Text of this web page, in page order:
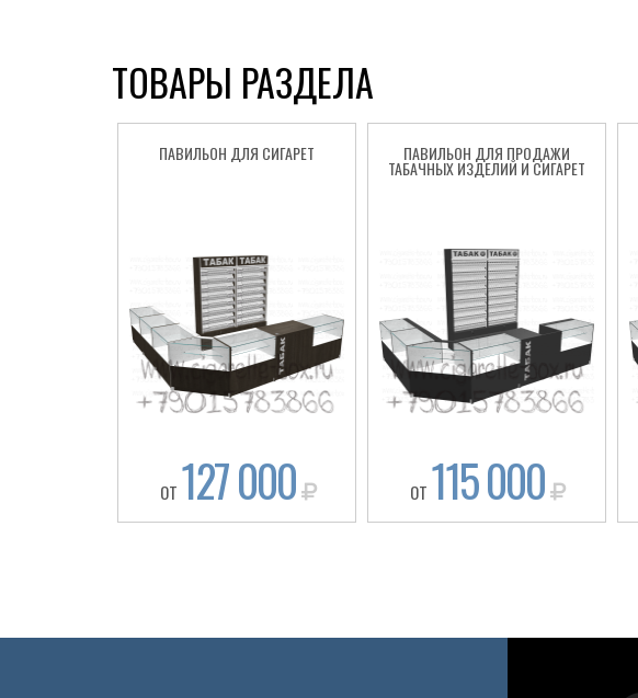
ТОВАРЫ РАЗДЕЛА
ПАВИЛЬОН ДЛЯ СИГАРЕТ
ОТ 127 000
ПАВИЛЬОН ДЛЯ ПРОДАЖИ
ТАБАЧНЫХ ИЗДЕЛИЙ И СИГАРЕТ
ОТ 115 000